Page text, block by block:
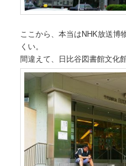
ここから、本当はNHK放送博
くい。
間違えて、日比谷図書館文化